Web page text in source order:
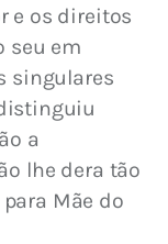
e os direitos
seu em
singulares
a
lhe dera tão
Mãe do